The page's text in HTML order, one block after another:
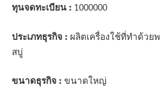
ทุนจดทะเบียน : 1000000
ประเภทธุรกิจ : ผลิตเครื่องใช้ที่ทำด้วย
สบู่
ขนาดธุรกิจ : ขนาดใหญ่